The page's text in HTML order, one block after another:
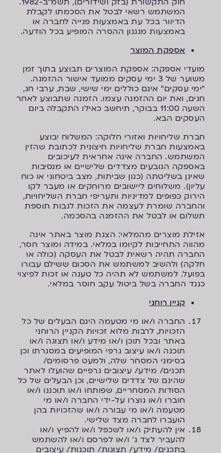
המשתמש רשאי לבטל את הסכמתו לקבלת
הדיוור בכל עת באמצעות פנייה לחברה או
באמצעות מנגנון ההסרה המופיע בכל הודעה.
אספקת המוצר
מועדי אספקה: אספקת המוצרים תבוצע בתוך זמן
משוער של 3 ימי עסקים ממועד אישור ההזמנה.
"ימי עסקים" אינם כוללים ימי שישי, שבת, ערבי חג,
חגים, ואת יום ההזמנה עצמו. הזמנה שתבוצע לאחר
השעה 11:00 בבוקר, תיחשב כאילו התקבלה ביום
העסקים הבא.
חברת שליחויות ואזורי חלוקה: המשלוח יבוצע
באמצעות חברת שליחויות חיצונית לכתובת שהזין
המשתמש. החברה אינה אחראית לעיכובים
באספקה הנובעים מצדדים שלישיים או מנסיבות
שאינן בשליטתה (כגון שביתות, מצב ביטחוני או כוח
עליון). משלוחים ליישובים מרוחקים או מעבר לקו
הירוק כפופים למדיניות ותעריפי חברת השליחויות,
והחברה שומרת לעצמה את הזכות לגבות תוספת
תשלום או לבטל את ההזמנה בהסכמה.
אזילת מוצרים מהמלאי: הצגת מוצר באתר אינה
מהווה התחייבות לקיומו במלאי. במידה ומוצר חסר,
החברה תהיה רשאית לבטל את העסקה (כולה או
חלקה) ולהשיב למשתמש את הסכום ששילם עבורו
בפועל. למשתמש לא תהיה כל טענה או זכות לפיצוי
כנגד החברה בשל ביטול עקב חוסר במלאי.
קניין רוחני
החברה ו/או מי מטעמה הינם הבעלים של כל
הזכויות, לרבות מלוא זכויות הקניין הרוחני
באתר ובכל תוכן ו/או מידע ו/או תצוגה ו/או
תוכנה ו/או עיצוב גרפי המופיעים במסגרתו וכן
בסימני המסחר שלה, ולמעט פרסומים/
תכנים/ מידע/ עיצובים גרפיים שהועלו לאתר
שהינם של צדדים שלישיים, וכן הבעלים של כל
הסודות המסחריים, שפותחו ו/או תוכננו ו/או
חוברו ו/או נוצרו על-ידי החברה ו/או מי
מטעמה ו/או מי עבורה ו/או שהזכויות בהן
הועברו לחברה מצד שלישי.
אין להעתיק ו/או לשכפל ו/או להפיץ ו/או
להעביר לצד ג' ו/או לפרסם ו/או להשתמש
בתכנים/ מידע/ תצוגות/ תוכנות/ עיצובים